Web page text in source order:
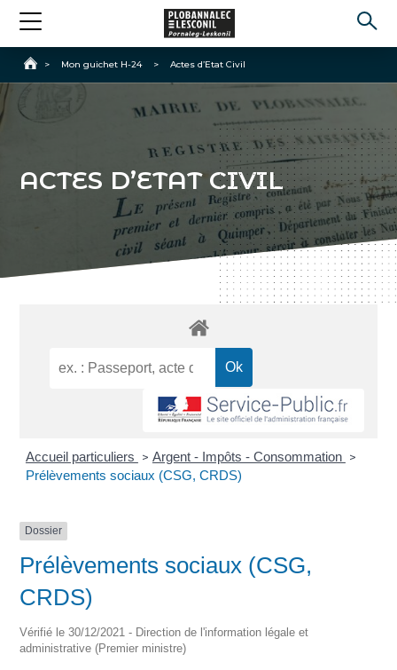
Accueil
> Mon guichet H-24 > Actes d’Etat Civil
ACTES D’ETAT CIVIL
Accueil particuliers > Argent - Impôts - Consommation >
Prélèvements sociaux (CSG, CRDS)
Dossier
Prélèvements sociaux (CSG,
CRDS)
Vérifié le 30/12/2021 - Direction de l'information légale et
administrative (Premier ministre)